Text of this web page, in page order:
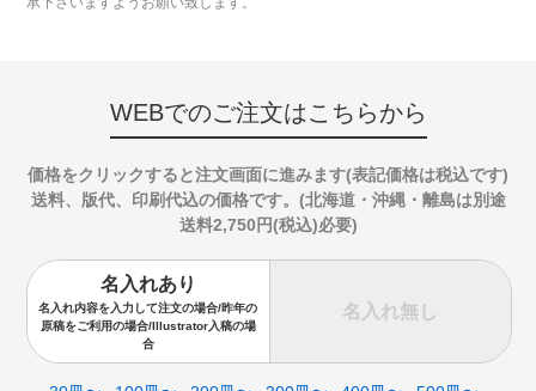
WEBでのご注文はこちらから
価格をクリックすると注文画面に進みます(表記価格は税込です)
送料、版代、印刷代込の価格です。(北海道・沖縄・離島は別途
送料2,750円(税込)必要)
名入れあり
名入れ内容を入力して注文の場合/昨年の
原稿をご利用の場合/Illustrator入稿の場
合
名入れ無し